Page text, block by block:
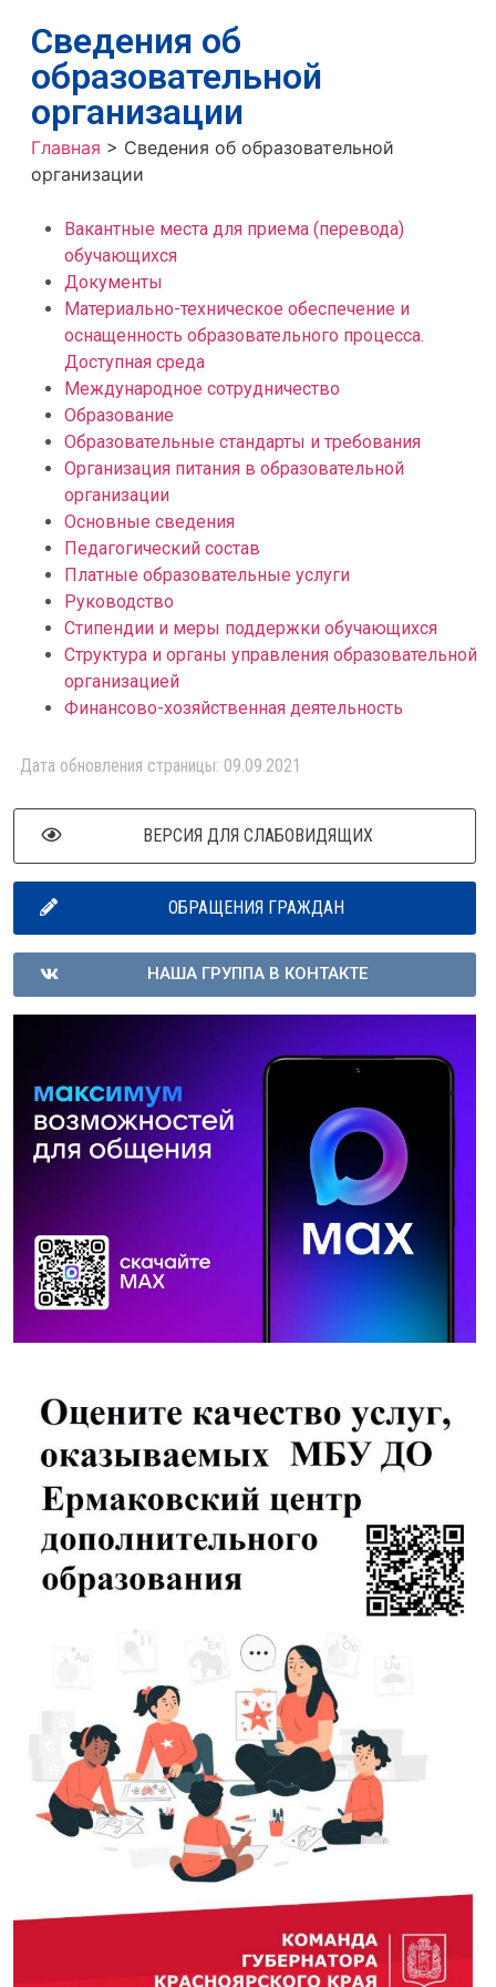
Сведения об
образовательной
организации
Главная > Сведения об образовательной
организации
Вакантные места для приема (перевода)
обучающихся
Документы
Материально-техническое обеспечение и
оснащенность образовательного процесса.
Доступная среда
Международное сотрудничество
Образование
Образовательные стандарты и требования
Организация питания в образовательной
организации
Основные сведения
Педагогический состав
Платные образовательные услуги
Руководство
Стипендии и меры поддержки обучающихся
Структура и органы управления образовательной
организацией
Финансово-хозяйственная деятельность
Дата обновления страницы: 09.09.2021
ВЕРСИЯ ДЛЯ СЛАБОВИДЯЩИХ
ОБРАЩЕНИЯ ГРАЖДАН
НАША ГРУППА В КОНТАКТЕ